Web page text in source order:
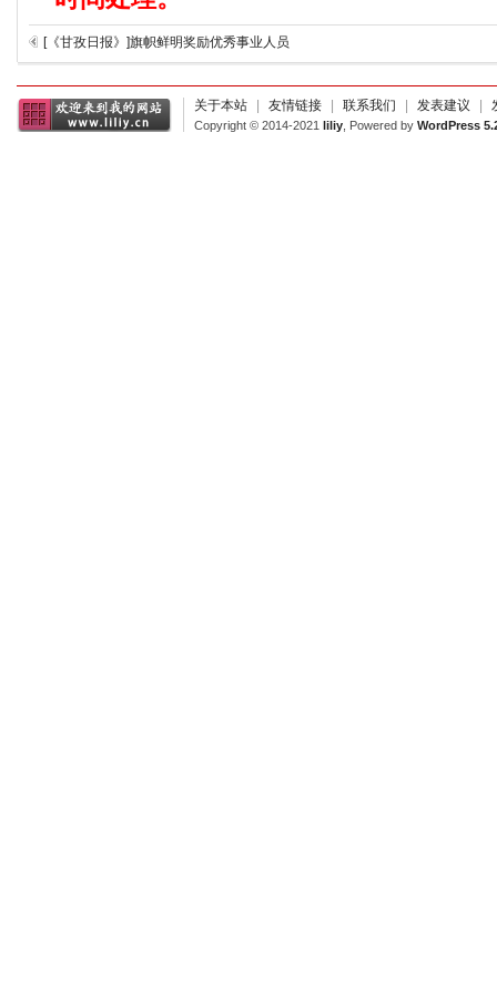
[《甘孜日报》]旗帜鲜明奖励优秀事业人员
关于本站 友情链接 联系我们 发表建议
Copyright © 2014-2021 liliy , Powered by WordPress